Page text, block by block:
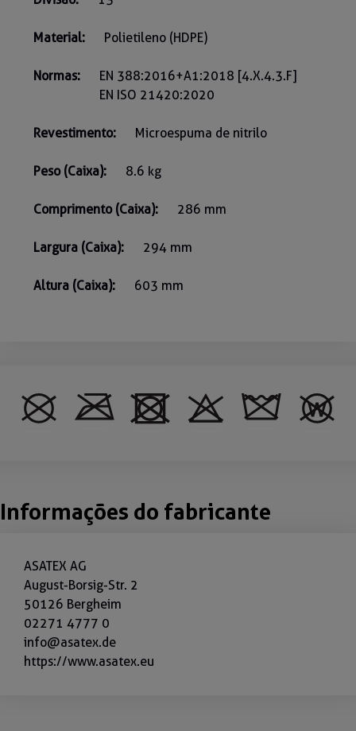
Material: Polietileno (HDPE)
Normas:
EN 388:2016+A1:2018 [4.X.4.3.F]
EN ISO 21420:2020
Revestimento: Microespuma de nitrilo
Peso (Caixa): 8.6 kg
Comprimento (Caixa): 286 mm
Largura (Caixa): 294 mm
Altura (Caixa): 603 mm
Informações do fabricante
ASATEX AG
August-Borsig-Str. 2
50126 Bergheim
02271 4777 0
info@asatex.de
https://www.asatex.eu